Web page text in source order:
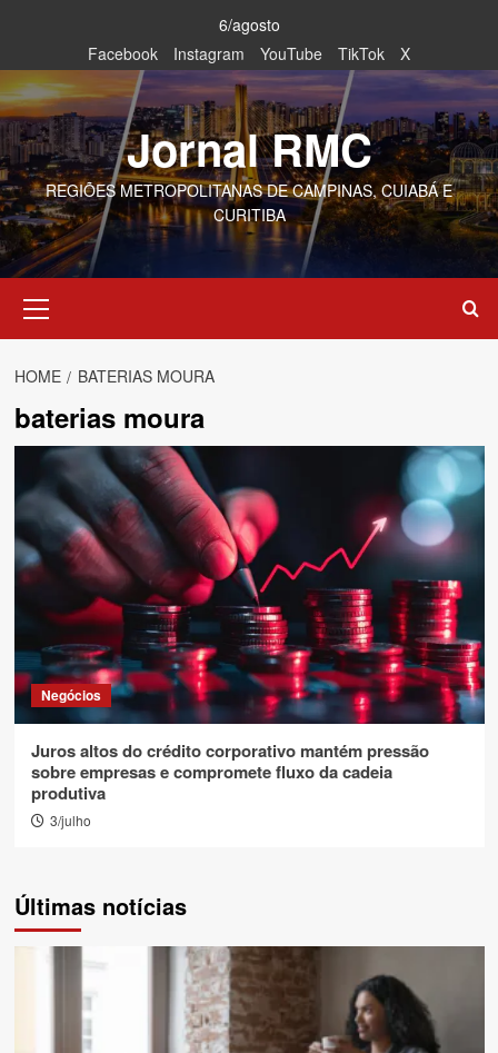
content
6/agosto
Facebook
Instagram YouTube TikTok X
Jornal RMC
REGIÕES METROPOLITANAS DE CAMPINAS, CUIABÁ E
CURITIBA
Menu
HOME BATERIAS MOURA
baterias moura
Negócios
Juros altos do crédito corporativo mantém pressão
sobre empresas e compromete fluxo da cadeia
produtiva
3/julho
Últimas notícias